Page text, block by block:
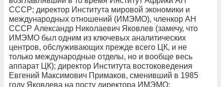
СССР; директор Института мировой экономики и
международных отношений (ИМЭМО), членкор АН
СССР Александр Николаевич Яковлев (замечу, что
ИМЭМО был одним из ключевых аналитических
центров, обслуживающих прежде всего ЦК, и не
только международные отделы, но и вообще весь
аппарат ЦК); директор Института востоковедения
Евгений Максимович Примаков, сменивший в 1985
году Яковлева на посту директора ИМЭМО;